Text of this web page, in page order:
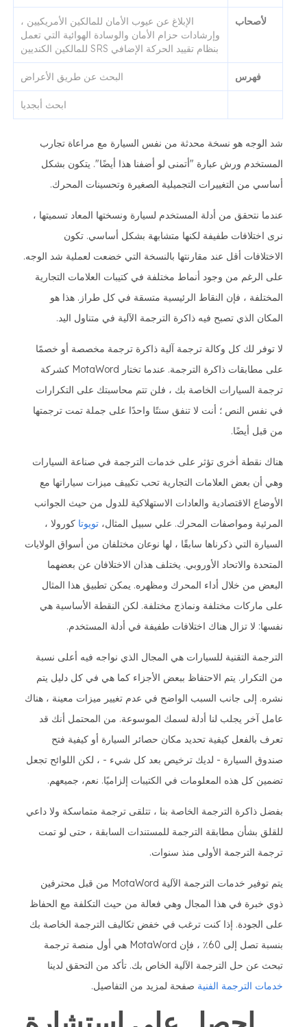
لأصحاب
الإبلاغ عن عيوب الأمان للمالكين الأمريكيين ،
وإرشادات حزام الأمان والوسادة الهوائية التي تعمل
بنظام تقييد الحركة الإضافي SRS للمالكين الكنديين
فهرس البحث عن طريق الأعراض
ابحث أبجديا
شد الوجه هو نسخة محدثة من نفس السيارة مع مراعاة تجارب
المستخدم ورش عبارة "أتمنى لو أضفنا هذا أيضًا". يتكون بشكل
أساسي من التغييرات التجميلية الصغيرة وتحسينات المحرك.
عندما نتحقق من أدلة المستخدم لسيارة ونسختها المعاد تسميتها ،
نرى اختلافات طفيفة لكنها متشابهة بشكل أساسي. تكون
الاختلافات أقل عند مقارنتها بالنسخة التي خضعت لعملية شد الوجه.
على الرغم من وجود أنماط مختلفة في كتيبات العلامات التجارية
المختلفة ، فإن النقاط الرئيسية متسقة في كل طراز. هذا هو
المكان الذي تصبح فيه ذاكرة الترجمة الآلية في متناول اليد.
لا توفر لك كل وكالة ترجمة آلية ذاكرة ترجمة مخصصة أو خصمًا
على مطابقات ذاكرة الترجمة. عندما تختار MotaWord كشركة
ترجمة السيارات الخاصة بك ، فلن تتم محاسبتك على التكرارات
في نفس النص ؛ أنت لا تنفق سنتًا واحدًا على جملة تمت ترجمتها
من قبل أيضًا.
هناك نقطة أخرى تؤثر على خدمات الترجمة في صناعة السيارات
وهي أن بعض العلامات التجارية تحب تكييف ميزات سياراتها مع
الأوضاع الاقتصادية والعادات الاستهلاكية للدول من حيث الجوانب
المرئية ومواصفات المحرك. علي سبيل المثال، تويوتا كورولا ،
السيارة التي ذكرناها سابقًا ، لها نوعان مختلفان من أسواق الولايات
المتحدة والاتحاد الأوروبي. يختلف هذان الاختلافان عن بعضهما
البعض من خلال أداء المحرك ومظهره. يمكن تطبيق هذا المثال
على ماركات مختلفة ونماذج مختلفة. لكن النقطة الأساسية هي
نفسها: لا تزال هناك اختلافات طفيفة في أدلة المستخدم.
الترجمة التقنية للسيارات هي المجال الذي نواجه فيه أعلى نسبة
من التكرار. يتم الاحتفاظ ببعض الأجزاء كما هي في كل دليل يتم
نشره. إلى جانب السبب الواضح في عدم تغيير ميزات معينة ، هناك
عامل آخر يجلب لنا أدلة لسمك الموسوعة. من المحتمل أنك قد
تعرف بالفعل كيفية تحديد مكان حصائر السيارة أو كيفية فتح
صندوق السيارة - لديك ترخيص بعد كل شيء - ، لكن اللوائح تجعل
تضمين كل هذه المعلومات في الكتيبات إلزاميًا. نعم، جميعهم.
بفضل ذاكرة الترجمة الخاصة بنا ، تتلقى ترجمة متماسكة ولا داعي
للقلق بشأن مطابقة الترجمة للمستندات السابقة ، حتى لو تمت
ترجمة الترجمة الأولى منذ سنوات.
يتم توفير خدمات الترجمة الآلية MotaWord من قبل محترفين
ذوي خبرة في هذا المجال وهي فعالة من حيث التكلفة مع الحفاظ
على الجودة. إذا كنت ترغب في خفض تكاليف الترجمة الخاصة بك
بنسبة تصل إلى 60٪ ، فإن MotaWord هي أول منصة ترجمة
تبحث عن حل الترجمة الآلية الخاص بك. تأكد من التحقق لدينا
خدمات الترجمة الفنية صفحة لمزيد من التفاصيل.